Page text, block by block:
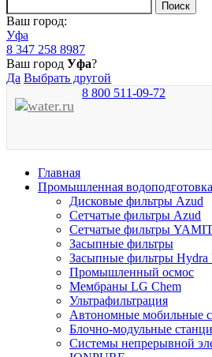
Ваш город:
Уфа
8 347 258 8987
Ваш город Уфа?
Да Выбрать другой
8 800 511-09-72
Главная
Промышленная водоподготовка
Дисковые фильтры Azud
Сетчатые фильтры Azud
Сетчатые фильтры
Засыпные фильтры
Засыпные фильтры Hydra
Промышленный осмос
Мембраны LG Chem
Ультрафильтрация
Автономные мобильные
Блочно-модульные
Системы непрерывной